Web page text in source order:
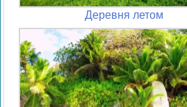
Деревня летом